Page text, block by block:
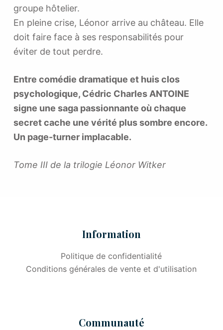
groupe hôtelier.
En pleine crise, Léonor arrive au château. Elle
doit faire face à ses responsabilités pour
éviter de tout perdre.
Entre comédie dramatique et huis clos
psychologique, Cédric Charles ANTOINE
signe une saga passionnante où chaque
secret cache une vérité plus sombre encore.
Un page-turner implacable.
Tome III de la trilogie Léonor Witker
Information
Politique de confidentialité
Conditions générales de vente et d'utilisation
Communauté